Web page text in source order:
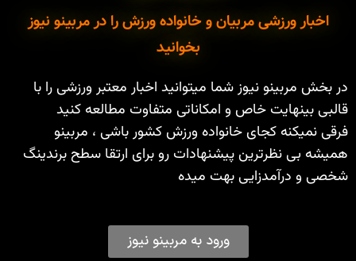
اخبار ورزشی مربیان و خانواده ورزش را در مربینو نیوز
بخوانید
در بخش مربینو نیوز شما میتوانید اخبار معتبر ورزشی را با
قالبی بینهایت خاص و امکاناتی متفاوت مطالعه کنید
فرقی نمیکنه کجای خانواده ورزش کشور باشی ، مربینو
همیشه بی نظرترین پیشنهادات رو برای ارتقا سطح برندینگ
شخصی و درآمدزایی بهت میده
ورود به مربینو نیوز